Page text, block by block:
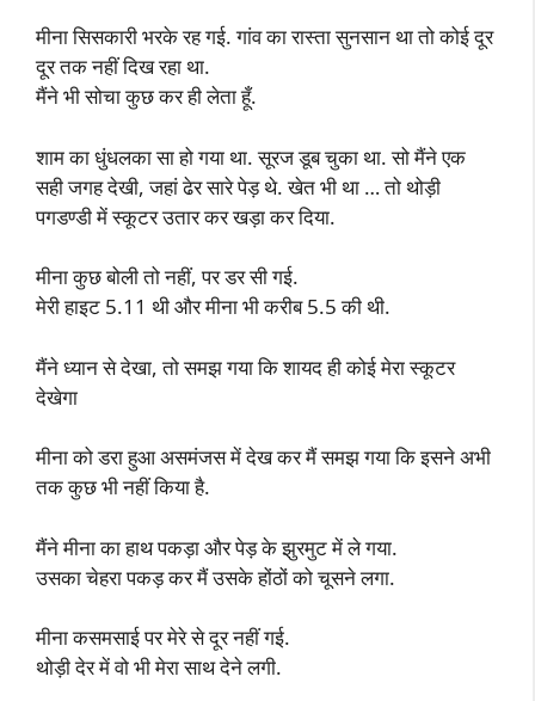
मीना सिसकारी भरके रह गई. गांव का रास्ता सुनसान था तो कोई दूर
दूर तक नहीं दिख रहा था.
मैंने भी सोचा कुछ कर ही लेता हूँ.
शाम का धुंधलका सा हो गया था. सूरज डूब चुका था. सो मैंने एक
सही जगह देखी, जहां ढेर सारे पेड़ थे. खेत भी था … तो थोड़ी
पगडण्डी में स्कूटर उतार कर खड़ा कर दिया.
मीना कुछ बोली तो नहीं, पर डर सी गई.
मेरी हाइट 5.11 थी और मीना भी करीब 5.5 की थी.
मैंने ध्यान से देखा, तो समझ गया कि शायद ही कोई मेरा स्कूटर
देखेगा
मीना को डरा हुआ असमंजस में देख कर मैं समझ गया कि इसने अभी
तक कुछ भी नहीं किया है.
मैंने मीना का हाथ पकड़ा और पेड़ के झुरमुट में ले गया.
उसका चेहरा पकड़ कर मैं उसके होंठों को चूसने लगा.
मीना कसमसाई पर मेरे से दूर नहीं गई.
थोड़ी देर में वो भी मेरा साथ देने लगी.